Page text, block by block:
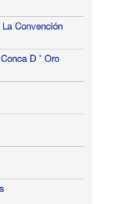
Convención
D ' Oro